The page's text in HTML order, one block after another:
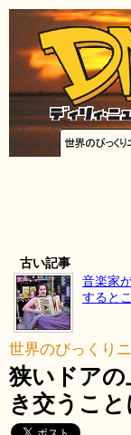
古い記事
音楽家
すると
世界のびっくり
狭いドア
き交うこ